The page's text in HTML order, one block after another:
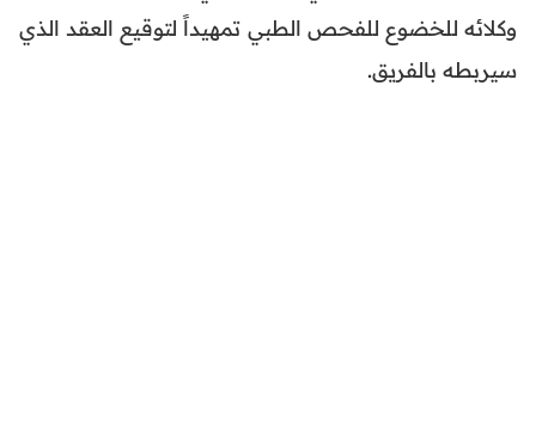
وكلائه للخضوع للفحص الطبي تمهيداً لتوقيع العقد الذي
سيربطه بالفريق.